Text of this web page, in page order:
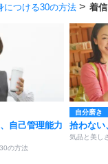
につける30の方法 着
自己管理能力
の方法
自分磨き
拾わない
気品と美し